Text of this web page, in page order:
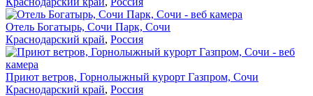
Отель Богатырь, Сочи Парк, Сочи
Краснодарский край, Россия
Приют ветров, Горнолыжный курорт Газпром, Сочи
Краснодарский край, Россия